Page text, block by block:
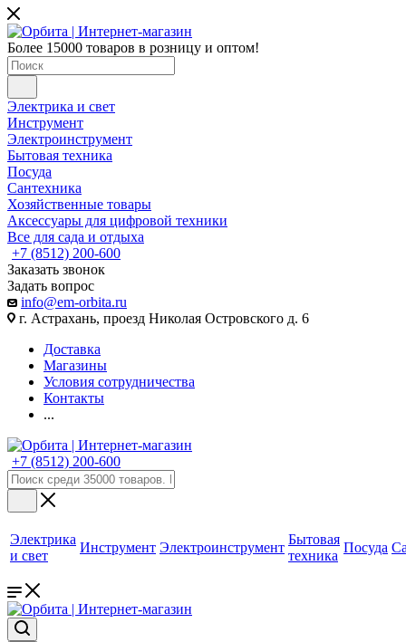
Более 15000 товаров в розницу и оптом!
Электрика и свет
Инструмент
Электроинструмент
Бытовая техника
Посуда
Сантехника
Хозяйственные товары
Аксессуары для цифровой техники
Все для сада и отдыха
+7 (8512) 200-600
Заказать звонок
Задать вопрос
info@em-orbita.ru
г. Астрахань, проезд Николая Островского д. 6
Доставка
Магазины
Условия сотрудничества
Контакты
...
+7 (8512) 200-600
Электрика
и свет
Инструмент Электроинструмент
Бытовая
техника
Посуда